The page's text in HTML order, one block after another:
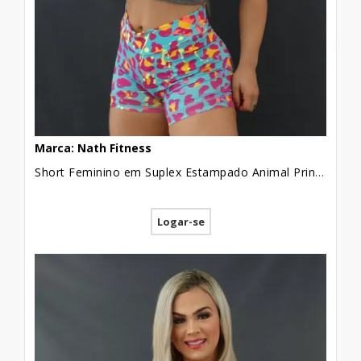
Marca: Nath Fitness
Short Feminino em Suplex Estampado Animal Print Colors [2109137]
Logar-se